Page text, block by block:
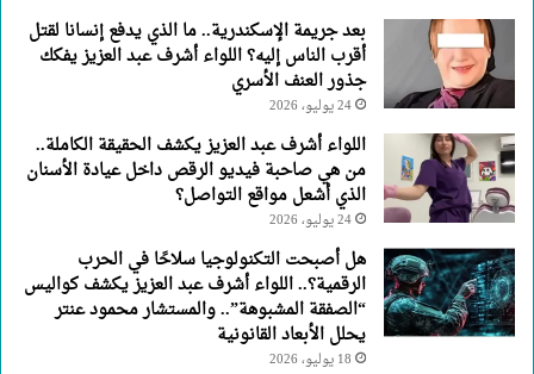
جذور
العنف
الأسري
بعد جريمة الإسكندرية.. ما الذي يدفع إنسانا لقتل
أقرب الناس إليه؟ اللواء أشرف عبد العزيز يفكك
جذور العنف الأسري
24 يوليو، 2026
اللواء أشرف عبد العزيز يكشف الحقيقة الكاملة..
من هي صاحبة فيديو الرقص داخل عيادة الأسنان
الذي أشعل مواقع التواصل؟
24 يوليو، 2026
هل أصبحت التكنولوجيا سلاحًا في الحرب
الرقمية؟.. اللواء أشرف عبد العزيز يكشف كواليس
“الصفقة المشبوهة”.. والمستشار محمود عنتر
يحلل الأبعاد القانونية
18 يوليو، 2026